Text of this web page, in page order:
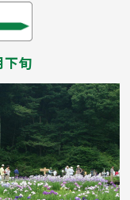
下旬